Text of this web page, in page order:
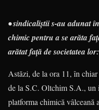
• sindicaliștii s-au adunat
chimic pentru a se arăta
arătat față de societatea lor:
Astăzi, de la ora 11, în
de la S.C. Oltchim S.A., un
platforma chimică vâlceană